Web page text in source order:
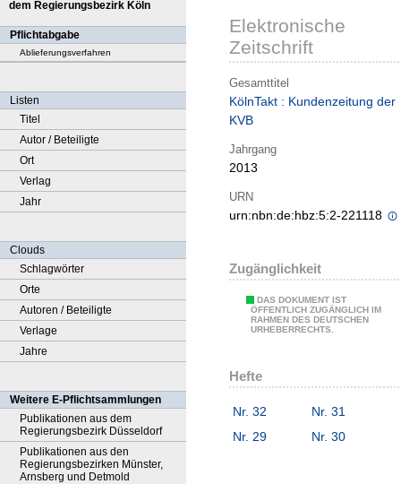
dem Regierungsbezirk Köln
Pflichtabgabe
Ablieferungsverfahren
Listen
Titel
Autor / Beteiligte
Ort
Verlag
Jahr
Clouds
Schlagwörter
Orte
Autoren / Beteiligte
Verlage
Jahre
Weitere E-Pflichtsammlungen
Publikationen aus dem
Regierungsbezirk Düsseldorf
Publikationen aus den
Regierungsbezirken Münster,
Arnsberg und Detmold
Elektronische
Zeitschrift
Gesamttitel
KölnTakt : Kundenzeitung der
KVB
Jahrgang
2013
URN
urn:nbn:de:hbz:5:2-221118
Zugänglichkeit
DAS DOKUMENT IST
ÖFFENTLICH ZUGÄNGLICH IM
RAHMEN DES DEUTSCHEN
URHEBERRECHTS.
Hefte
Nr. 32
Nr. 31
Nr. 29
Nr. 30